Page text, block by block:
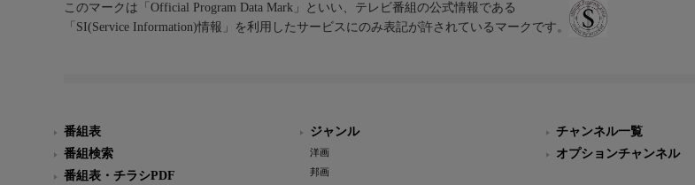
このマークは「Official Program Data Mark」といい、テレビ番組の公式情報である
「SI(Service Information)情報」を利用したサービスにのみ表記が許されているマークです。
番組表
番組検索
番組表・チラシPDF
ジャンル
洋画
邦画
チャンネル一覧
オプションチャンネル